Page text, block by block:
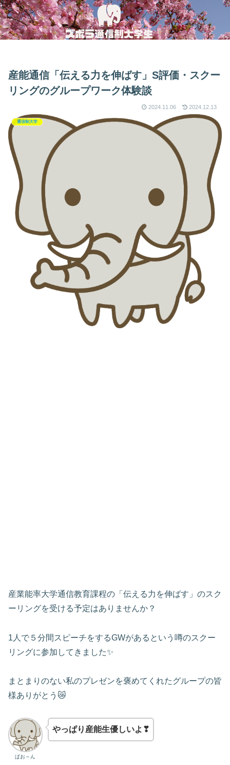
産能通信「伝える力を伸ばす」S評価・スクー
リングのグループワーク体験談
2024.11.06 2024.12.13
通信制大学
産業能率大学通信教育課程の「伝える力を伸ばす」のスク
ーリングを受ける予定はありませんか？
1人で５分間スピーチをするGWがあるという噂のスクー
リングに参加してきました✨
まとまりのない私のプレゼンを褒めてくれたグループの皆
様ありがとう😿
ぱお～ん
やっぱり産能生優しいよ❣